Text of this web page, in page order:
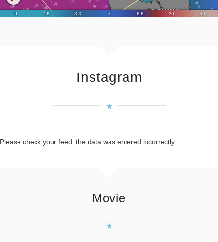
Instagram
Please check your feed, the data was entered incorrectly.
Movie